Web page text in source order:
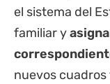
el sistema del
familiar y
nuevos